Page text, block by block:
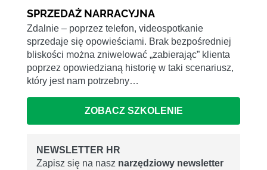
SPRZEDAŻ NARRACYJNA
Zdalnie – poprzez telefon, videospotkanie
sprzedaje się opowieściami. Brak bezpośredniej
bliskości można zniwelować „zabierając” klienta
poprzez opowiedzianą historię w taki scenariusz,
który jest nam potrzebny…
ZOBACZ SZKOLENIE
NEWSLETTER HR
Zapisz się na nasz narzędziowy newsletter